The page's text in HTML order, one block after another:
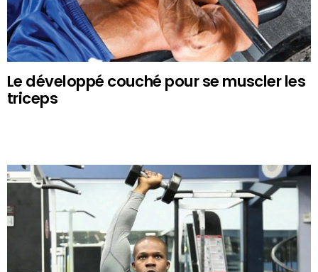
Le développé couché pour se muscler les
triceps